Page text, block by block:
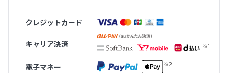
クレジットカード
キャリア決済
電子マネー